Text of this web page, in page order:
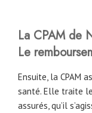
La CPAM de
Le
Ensuite, la CPAM
santé. Elle traite
assurés, qu’il